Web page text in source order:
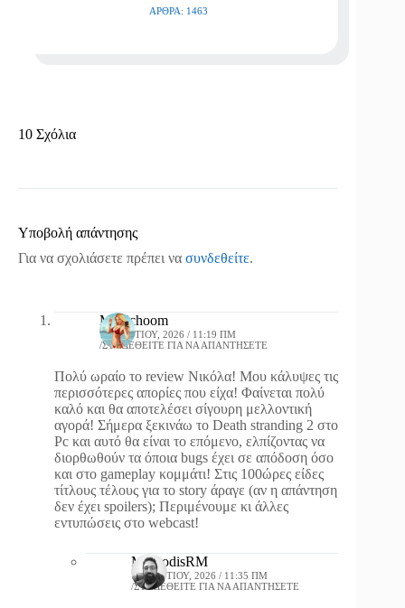
ΆΡΘΡΑ: 1463
10 Σχόλια
Υποβολή απάντησης
Για να σχολιάσετε πρέπει να συνδεθείτε.
Magichoom
19 ΜΑΡΤΊΟΥ, 2026 / 11:19 ΠΜ
ΣΥΝΔΕΘΕΊΤΕ ΓΙΑ ΝΑ ΑΠΑΝΤΉΣΕΤΕ
Πολύ ωραίο το review Νικόλα! Μου κάλυψες τις
περισσότερες απορίες που είχα! Φαίνεται πολύ
καλό και θα αποτελέσει σίγουρη μελλοντική
αγορά! Σήμερα ξεκινάω το Death stranding 2 στο
Pc και αυτό θα είναι το επόμενο, ελπίζοντας να
διορθωθούν τα όποια bugs έχει σε απόδοση όσο
και στο gameplay κομμάτι! Στις 100ώρες είδες
τίτλους τέλους για το story άραγε (αν η απάντηση
δεν έχει spoilers); Περιμένουμε κι άλλες
εντυπώσεις στο webcast!
MarkodisRM
19 ΜΑΡΤΊΟΥ, 2026 / 11:35 ΠΜ
ΣΥΝΔΕΘΕΊΤΕ ΓΙΑ ΝΑ ΑΠΑΝΤΉΣΕΤΕ